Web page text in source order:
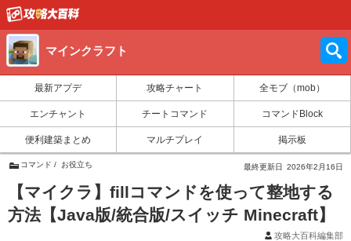
マインクラフト
最新アプデ 攻略チャート 全モブ（mob）
エンチャント チートコマンド コマンドBlock
便利建築まとめ マルチプレイ 掲示板
コマンド お役立ち 最終更新日 2026年2月16日
【マイクラ】fillコマンドを使って整地する
方法【Java版/統合版/スイッチ Minecraft】
攻略大百科編集部